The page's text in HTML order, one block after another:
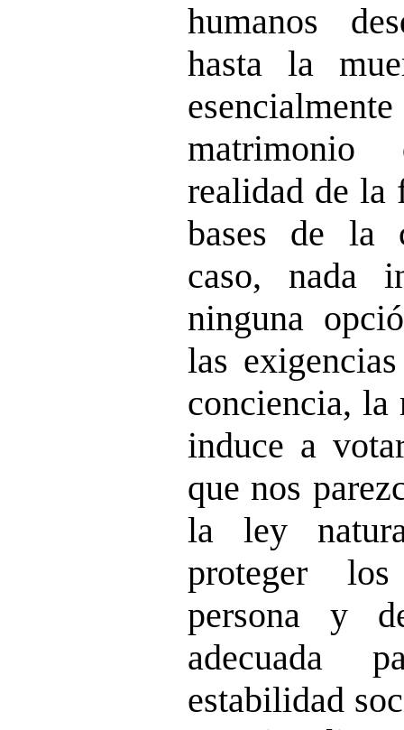
humanos
hasta la
matrimonio
realidad de la
bases de la
caso, nada
ninguna
las
conciencia, la
induce a
que nos
la ley
proteger
persona y
adecuada
estabilidad